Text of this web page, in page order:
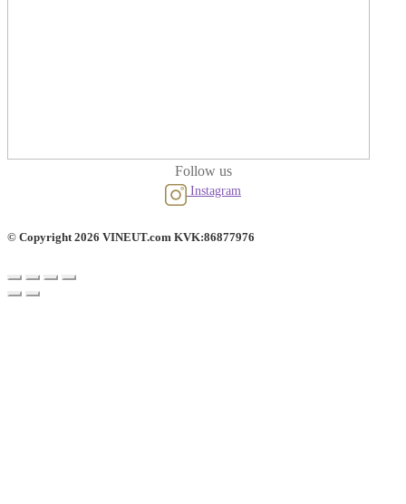
Follow us
Instagram
© Copyright 2026 VINEUT.com KVK:86877976